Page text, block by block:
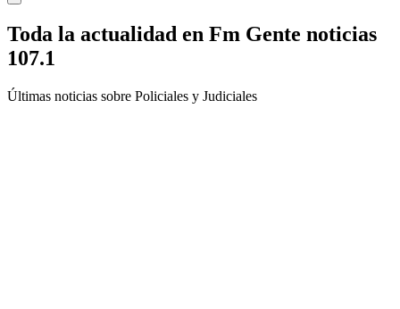
Toda la actualidad en Fm Gente noticias
107.1
Últimas noticias sobre Policiales y Judiciales